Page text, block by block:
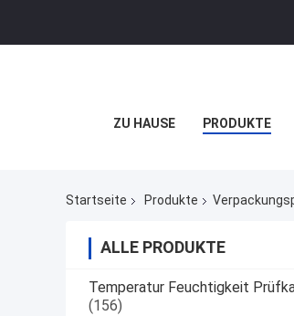
ZU HAUSE PRODUKTE
Startseite Produkte
ALLE PRODUKTE
Temperatur Feuchtigkeit
(156)